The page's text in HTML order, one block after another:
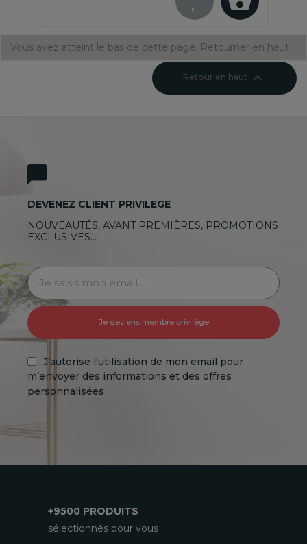
Vous avez atteint le bas de cette page. Retourner en haut
Retour en haut 
DEVENEZ CLIENT PRIVILEGE
NOUVEAUTÉS, AVANT PREMIÈRES, PROMOTIONS
EXCLUSIVES…
Je deviens membre privilège
J’autorise l'utilisation de mon email pour
m’envoyer des informations et des offres
personnalisées
+9500 PRODUITS
sélectionnés pour vous